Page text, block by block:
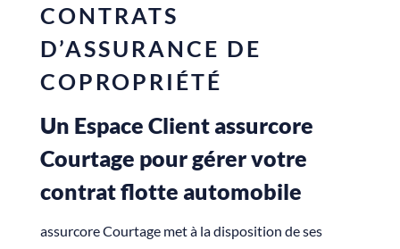
CONTRATS
D’ASSURANCE DE
COPROPRIÉTÉ
Un Espace Client assurcore
Courtage pour gérer votre
contrat flotte automobile
assurcore Courtage met à la disposition de ses